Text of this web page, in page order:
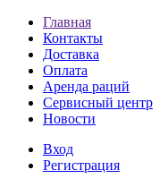
Главная
Контакты
Доставка
Оплата
Аренда раций
Сервисный центр
Новости
Вход
Регистрация